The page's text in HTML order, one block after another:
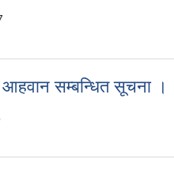
सम्बन्धित सूचना